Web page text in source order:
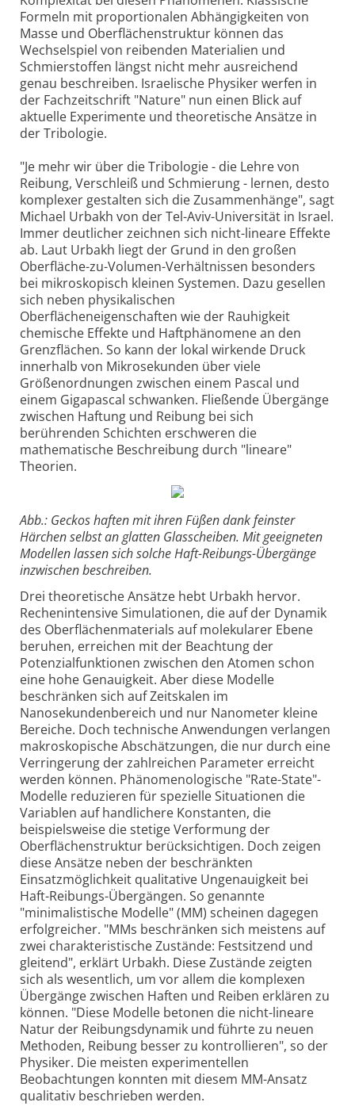
Formeln mit proportionalen Abhängigkeiten von
Masse und Oberflächenstruktur können das
Wechselspiel von reibenden Materialien und
Schmierstoffen längst nicht mehr ausreichend
genau beschreiben. Israelische Physiker werfen in
der Fachzeitschrift "Nature" nun einen Blick auf
aktuelle Experimente und theoretische Ansätze in
der Tribologie.
"Je mehr wir über die Tribologie - die Lehre von
Reibung, Verschleiß und Schmierung - lernen, desto
komplexer gestalten sich die Zusammenhänge", sagt
Michael Urbakh von der Tel-Aviv-Universität in Israel.
Immer deutlicher zeichnen sich nicht-lineare Effekte
ab. Laut Urbakh liegt der Grund in den großen
Oberfläche-zu-Volumen-Verhältnissen besonders
bei mikroskopisch kleinen Systemen. Dazu gesellen
sich neben physikalischen
Oberflächeneigenschaften wie der Rauhigkeit
chemische Effekte und Haftphänomene an den
Grenzflächen. So kann der lokal wirkende Druck
innerhalb von Mikrosekunden über viele
Größenordnungen zwischen einem Pascal und
einem Gigapascal schwanken. Fließende Übergänge
zwischen Haftung und Reibung bei sich
berührenden Schichten erschweren die
mathematische Beschreibung durch "lineare"
Theorien.
Abb.: Geckos haften mit ihren Füßen dank feinster
Härchen selbst an glatten Glasscheiben. Mit geeigneten
Modellen lassen sich solche Haft-Reibungs-Übergänge
inzwischen beschreiben.
Drei theoretische Ansätze hebt Urbakh hervor.
Rechenintensive Simulationen, die auf der Dynamik
des Oberflächenmaterials auf molekularer Ebene
beruhen, erreichen mit der Beachtung der
Potenzialfunktionen zwischen den Atomen schon
eine hohe Genauigkeit. Aber diese Modelle
beschränken sich auf Zeitskalen im
Nanosekundenbereich und nur Nanometer kleine
Bereiche. Doch technische Anwendungen verlangen
makroskopische Abschätzungen, die nur durch eine
Verringerung der zahlreichen Parameter erreicht
werden können. Phänomenologische "Rate-State"-
Modelle reduzieren für spezielle Situationen die
Variablen auf handlichere Konstanten, die
beispielsweise die stetige Verformung der
Oberflächenstruktur berücksichtigen. Doch zeigen
diese Ansätze neben der beschränkten
Einsatzmöglichkeit qualitative Ungenauigkeit bei
Haft-Reibungs-Übergängen. So genannte
"minimalistische Modelle" (MM) scheinen dagegen
erfolgreicher. "MMs beschränken sich meistens auf
zwei charakteristische Zustände: Festsitzend und
gleitend", erklärt Urbakh. Diese Zustände zeigten
sich als wesentlich, um vor allem die komplexen
Übergänge zwischen Haften und Reiben erklären zu
können. "Diese Modelle betonen die nicht-lineare
Natur der Reibungsdynamik und führte zu neuen
Methoden, Reibung besser zu kontrollieren", so der
Physiker. Die meisten experimentellen
Beobachtungen konnten mit diesem MM-Ansatz
qualitativ beschrieben werden.